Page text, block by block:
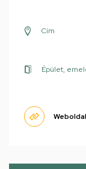
Cím
Épület,
Weboldal